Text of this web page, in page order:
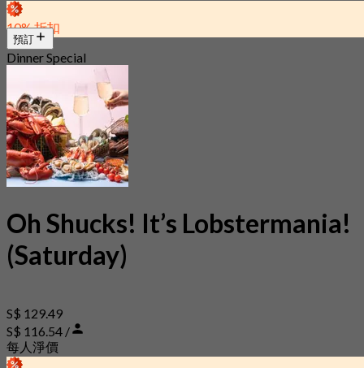
10% 折扣
預訂
Dinner Special
Oh Shucks! It’s Lobstermania!
(Saturday)
S$ 129.49
S$ 116.54 /
每人淨價